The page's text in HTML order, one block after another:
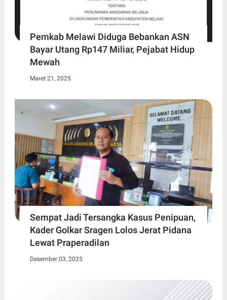
Pemkab Melawi Diduga Bebankan ASN
Bayar Utang Rp147 Miliar, Pejabat Hidup
Mewah
Maret 21, 2025
Sempat Jadi Tersangka Kasus Penipuan,
Kader Golkar Sragen Lolos Jerat Pidana
Lewat Praperadilan
Desember 03, 2025